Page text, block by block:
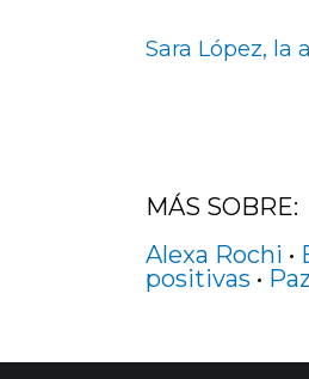
Sara López, la
MÁS SOBRE:
Alexa Rochi •
positivas •